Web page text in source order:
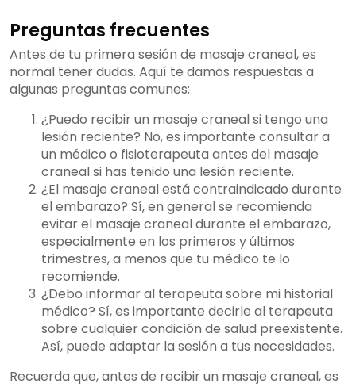
Preguntas frecuentes
Antes de tu primera sesión de masaje craneal, es
normal tener dudas. Aquí te damos respuestas a
algunas preguntas comunes:
¿Puedo recibir un masaje craneal si tengo una
lesión reciente? No, es importante consultar a
un médico o fisioterapeuta antes del masaje
craneal si has tenido una lesión reciente.
¿El masaje craneal está contraindicado durante
el embarazo? Sí, en general se recomienda
evitar el masaje craneal durante el embarazo,
especialmente en los primeros y últimos
trimestres, a menos que tu médico te lo
recomiende.
¿Debo informar al terapeuta sobre mi historial
médico? Sí, es importante decirle al terapeuta
sobre cualquier condición de salud preexistente.
Así, puede adaptar la sesión a tus necesidades.
Recuerda que, antes de recibir un masaje craneal, es